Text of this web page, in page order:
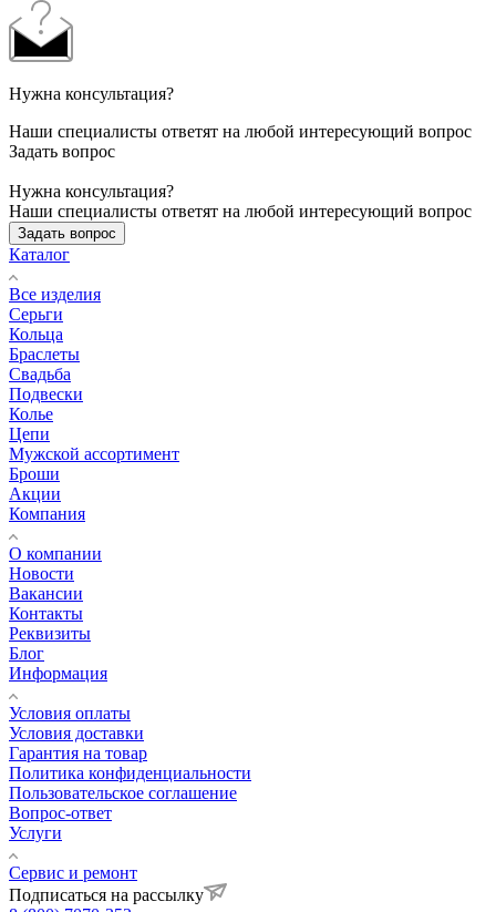
Нужна консультация?
Наши специалисты ответят на любой интересующий вопрос
Задать вопрос
Нужна консультация?
Наши специалисты ответят на любой интересующий вопрос
Задать вопрос
Каталог
Все изделия
Серьги
Кольца
Браслеты
Свадьба
Подвески
Колье
Цепи
Мужской ассортимент
Броши
Акции
Компания
О компании
Новости
Вакансии
Контакты
Реквизиты
Блог
Информация
Условия оплаты
Условия доставки
Гарантия на товар
Политика конфиденциальности
Пользовательское соглашение
Вопрос-ответ
Услуги
Сервис и ремонт
Подписаться на рассылку